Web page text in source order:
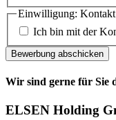
Einwilligung: Kontakt
Ich bin mit der
Bewerbung abschicken
Wir sind gerne für Sie
ELSEN Holding